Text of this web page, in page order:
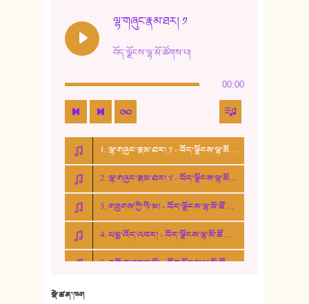
15. ཤམ་པ་ལ་ཡི་སྲས་མོ།
16. ལྷ་བུ་དར་བུ།
17. ང་བོད་པ་ཡིན། - ཕུར་བུ་རྣམ་རྒྱལ།
18. ང་ལ་བྱམས་པའི་ཨ་མ།
19. ཆ་རྐྱེན་མེད་པའི་སེམས།
20. བསྟན་རྒྱས་གླིང་།
ལྷ་གཞུང་རྣམ་ཐར། ༡
བོད་ལྗོངས་ལྷ་མོ་ཚོགས་པ།
00:00
1. ལྷ་གཞུང་རྣམ་ཐར། ༡ - བོད་ལྗོངས་ལྷ་མོ་ཚོགས་པ།
2. ལྷ་གཞུང་རྣམ་ཐར། ༢ - བོད་ལྗོངས་ལྷ་མོ་ཚོགས་པ།
3. གཟུགས་ཀྱི་ཉི་མ། - བོད་ལྗོངས་ལྷ་མོ་ཚོགས་པ།
4. པདྨ་འོད་འབར། - བོད་ལྗོངས་ལྷ་མོ་ཚོགས་པ།
5. འགྲོ་བ་བཟང་མོ། - བོད་ལྗོངས་ལྷ་མོ་ཚོགས་པ།
སྡེ་ཚན་ཁག